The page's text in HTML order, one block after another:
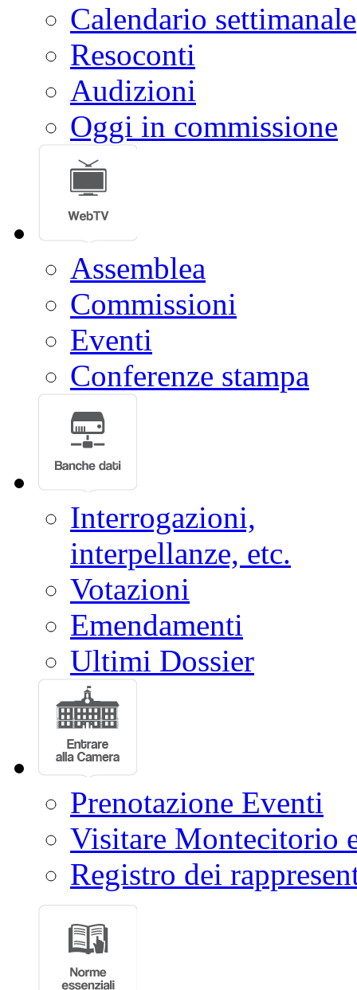
Calendario settimanale
Resoconti
Audizioni
Oggi in commissione
Assemblea
Commissioni
Eventi
Conferenze stampa
Interrogazioni,
interpellanze, etc.
Votazioni
Emendamenti
Ultimi Dossier
Prenotazione Eventi
Visitare Montecitorio
Registro dei